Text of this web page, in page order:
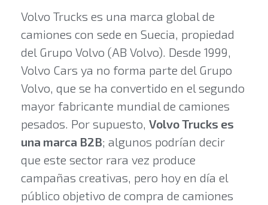
Volvo Trucks es una marca global de
camiones con sede en Suecia, propiedad
del Grupo Volvo (AB Volvo). Desde 1999,
Volvo Cars ya no forma parte del Grupo
Volvo, que se ha convertido en el segundo
mayor fabricante mundial de camiones
pesados. Por supuesto, Volvo Trucks es
una marca B2B; algunos podrían decir
que este sector rara vez produce
campañas creativas, pero hoy en día el
público objetivo de compra de camiones